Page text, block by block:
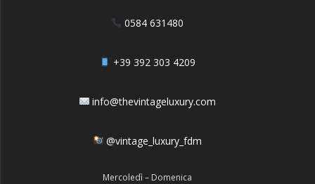
0584 631480
+39 392 303 4209
info@thevintageluxury.com
@vintage_luxury_fdm
Mercoledì – Domenica